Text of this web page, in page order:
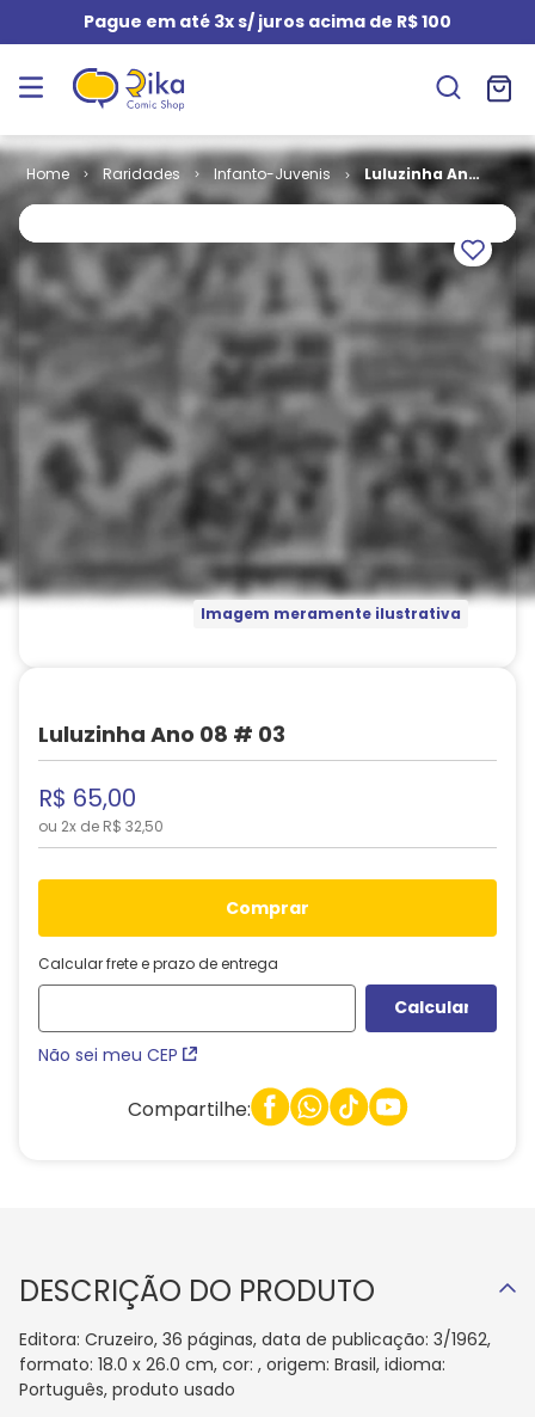
Pague em até 3x s/ juros acima de R$ 100
Raridades Infanto-Juvenis
Luluzinha Ano
08 # 03
Imagem meramente ilustrativa
Luluzinha Ano 08 # 03
R$ 65,00
ou 2x de R$ 32,50
comprar
Calcular frete e prazo de entrega
Não sei meu CEP
Compartilhe:
DESCRIÇÃO DO PRODUTO
Editora: Cruzeiro, 36 páginas, data de publicação: 3/1962,
formato: 18.0 x 26.0 cm, cor: , origem: Brasil, idioma:
Português, produto usado